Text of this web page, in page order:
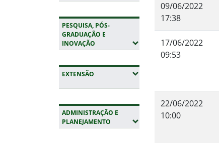
PESQUISA, PÓS-
GRADUAÇÃO E
INOVAÇÃO (EXPANDIR SUBMENUS)
EXTENSÃO (EXPANDIR SUBMENUS)
ADMINISTRAÇÃO E
PLANEJAMENTO (EXPANDIR SUBMENUS)
09/06/2022
17:38
17/06/2022
09:53
22/06/2022
10:00